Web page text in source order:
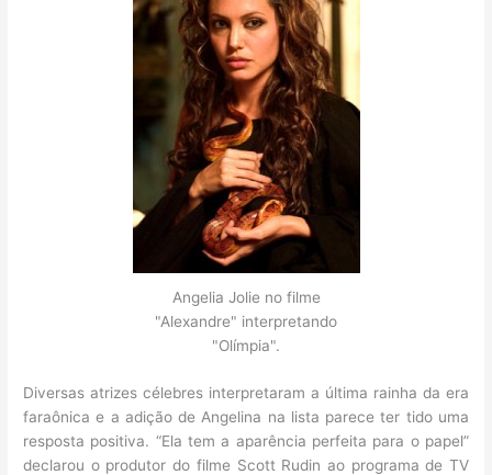
Angelia Jolie no filme
"Alexandre" interpretando
"Olímpia".
Diversas atrizes célebres interpretaram a última rainha da era
faraônica e a adição de Angelina na lista parece ter tido uma
resposta positiva. “Ela tem a aparência perfeita para o papel”
declarou o produtor do filme Scott Rudin ao programa de TV